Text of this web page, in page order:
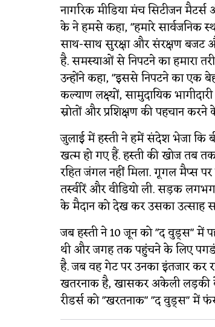
नागरिक मीडिया मंच सिटीजन
के ने हमसे कहा, "हमारे सार्वजनिक
साथ-साथ सुरक्षा और संरक्षण बजट
है. समस्याओं से निपटने का हमारा
उन्होंने कहा, "इससे निपटने का एक
कल्याण लक्ष्यों, सामुदायिक
स्रोतों और प्रशिक्षण की पहचान
जुलाई में हस्ती ने हमें संदेश भेजा कि
खत्म हो गए हैं. हस्ती की खोज तब
रहित जंगल नहीं मिला. गूगल मैप्स
तस्वीरें और वीडियो ली. सड़क
के मैदान को देख कर उसका उत्साह
जब हस्ती ने 10 जून को "द वुड्स" में
थी और जगह तक पहुंचने के लिए
है. जब वह गेट पर उनका इंतजार कर
खतरनाक है, खासकर अकेली लड़की
रीडर्स को "खरतनाक" "द वुड्स" में